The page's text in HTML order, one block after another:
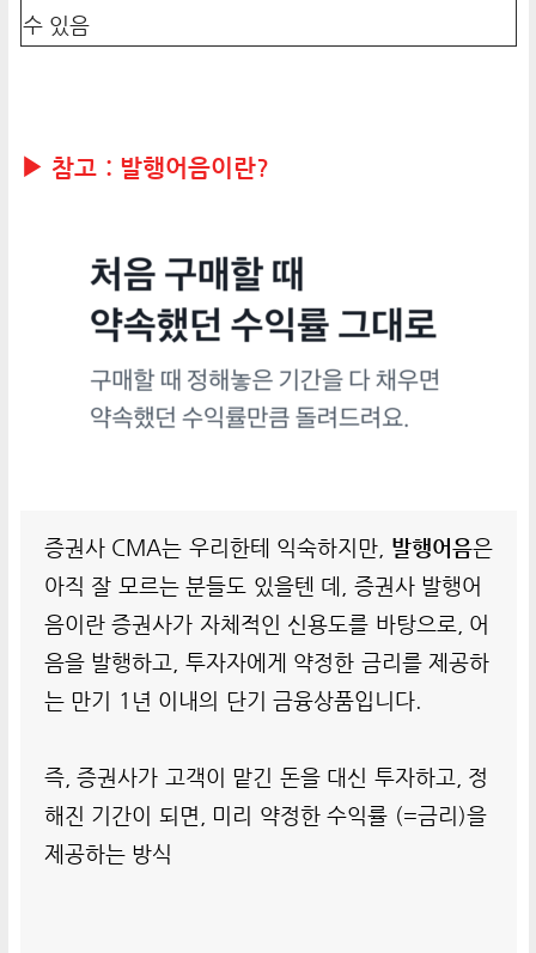
수 있음
▶ 참고 : 발행어음이란?
증권사 CMA는 우리한테 익숙하지만, 발행어음은
아직 잘 모르는 분들도 있을텐 데, 증권사 발행어
음이란 증권사가 자체적인 신용도를 바탕으로, 어
음을 발행하고, 투자자에게 약정한 금리를 제공하
는 만기 1년 이내의 단기 금융상품입니다.
즉, 증권사가 고객이 맡긴 돈을 대신 투자하고, 정
해진 기간이 되면, 미리 약정한 수익률 (=금리)을
제공하는 방식